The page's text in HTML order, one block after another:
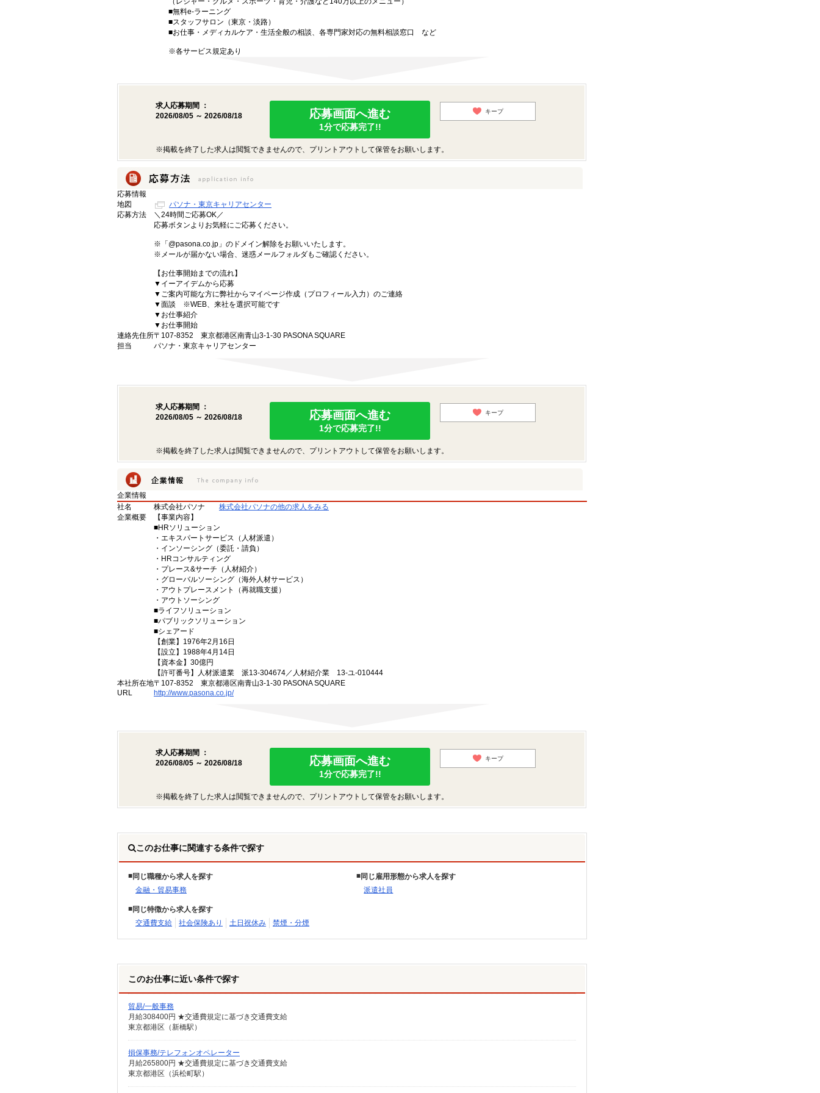
■無料e-ラーニング
■スタッフサロン（東京・淡路）
■お仕事・メディカルケア・生活全般の相談、各専門家対応の無料相談窓口 など
※各サービス規定あり
求人応募期間 ：
2026/08/05 ～ 2026/08/18
応募画面へ進む
1分で応募完了!!
キープ
※掲載を終了した求人は閲覧できませんので、プリントアウトして保管をお願いします。
応募情報
地図
パソナ・東京キャリアセンター
応募方法
＼24時間ご応募OK／
応募ボタンよりお気軽にご応募ください。
※「@pasona.co.jp」のドメイン解除をお願いいたします。
※メールが届かない場合、迷惑メールフォルダもご確認ください。
【お仕事開始までの流れ】
▼イーアイデムから応募
▼ご案内可能な方に弊社からマイページ作成（プロフィール入力）のご連絡
▼面談 ※WEB、来社を選択可能です
▼お仕事紹介
▼お仕事開始
連絡先住所〒107-8352 東京都港区南青山3-1-30 PASONA SQUARE
担当
パソナ・東京キャリアセンター
求人応募期間 ：
2026/08/05 ～ 2026/08/18
応募画面へ進む
1分で応募完了!!
キープ
※掲載を終了した求人は閲覧できませんので、プリントアウトして保管をお願いします。
企業情報
社名
株式会社パソナ
株式会社パソナの他の求人をみる
企業概要
【事業内容】
■HRソリューション
・エキスパートサービス（人材派遣）
・インソーシング（委託・請負）
・HRコンサルティング
・プレース&サーチ（人材紹介）
・グローバルソーシング（海外人材サービス）
・アウトプレースメント（再就職支援）
・アウトソーシング
■ライフソリューション
■パブリックソリューション
■シェアード
【創業】1976年2月16日
【設立】1988年4月14日
【資本金】30億円
【許可番号】人材派遣業 派13-304674／人材紹介業 13-ユ-010444
本社所在地〒107-8352 東京都港区南青山3-1-30 PASONA SQUARE
URL
http://www.pasona.co.jp/
求人応募期間 ：
2026/08/05 ～ 2026/08/18
応募画面へ進む
1分で応募完了!!
キープ
※掲載を終了した求人は閲覧できませんので、プリントアウトして保管をお願いします。
このお仕事に関連する条件で探す
同じ職種から求人を探す
金融・貿易事務
同じ雇用形態から求人を探す
派遣社員
同じ特徴から求人を探す
交通費支給
社会保険あり 土日祝休み 禁煙・分煙
このお仕事に近い条件で探す
貿易/一般事務
月給308400円 ★交通費規定に基づき交通費支給
東京都港区（新橋駅）
損保事務/テレフォンオペレーター
月給265800円 ★交通費規定に基づき交通費支給
東京都港区（浜松町駅）